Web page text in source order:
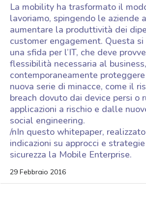
La mobility ha trasformato il
lavoriamo, spingendo le aziende
aumentare la produttività dei
customer engagement. Questa
una sfida per l’IT, che deve
flessibilità necessaria al
contemporaneamente
nuova serie di minacce, come il
breach dovuto dai device persi o
applicazioni a rischio e dalle
social engineering.
/nIn questo whitepaper,
indicazioni su approcci e
sicurezza la Mobile Enterprise.
29 Febbraio 2016